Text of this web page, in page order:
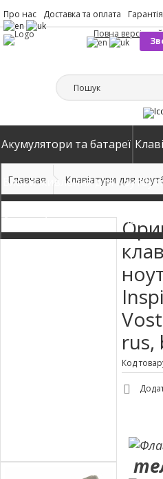
Про нас Доставка та оплата Гарантія
Повна версія
Акумулятори та батареї
Блоки живлення для
Автомобільні зарядні
Главная Клавіатури для
rus,
Код